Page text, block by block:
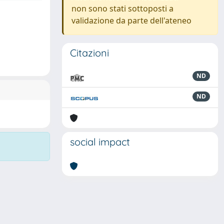
non sono stati sottoposti a
validazione da parte dell'ateneo
Citazioni
ND
ND
social impact